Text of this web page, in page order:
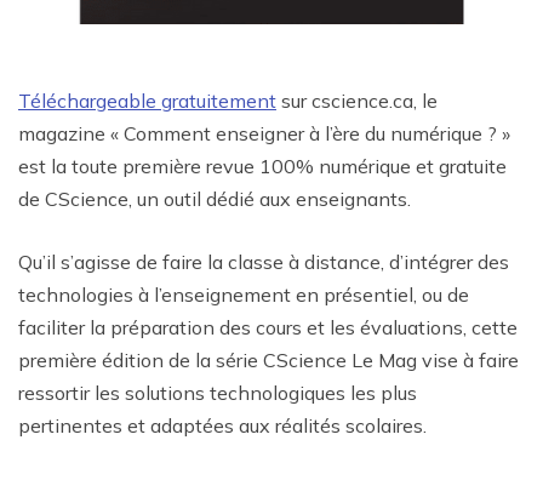
Téléchargeable gratuitement sur cscience.ca, le
magazine « Comment enseigner à l’ère du numérique ? »
est la toute première revue 100% numérique et gratuite
de CScience, un outil dédié aux enseignants.
Qu’il s’agisse de faire la classe à distance, d’intégrer des
technologies à l’enseignement en présentiel, ou de
faciliter la préparation des cours et les évaluations, cette
première édition de la série CScience Le Mag vise à faire
ressortir les solutions technologiques les plus
pertinentes et adaptées aux réalités scolaires.